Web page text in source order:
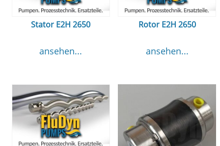
Stator E2H 2650
ansehen...
Rotor E2H 2650
ansehen...